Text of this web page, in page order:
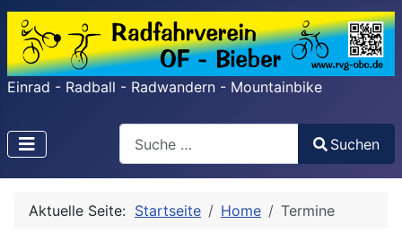
Einrad - Radball - Radwandern - Mountainbike
Search
Type 2 or more characters for results.
Suchen
Aktuelle Seite: Startseite Home Termine